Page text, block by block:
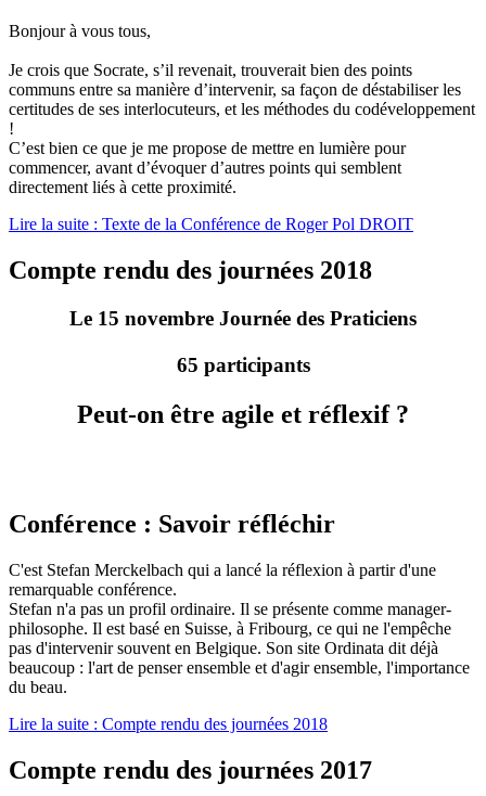
Bonjour à vous tous,
Je crois que Socrate, s’il revenait, trouverait bien des points
communs entre sa manière d’intervenir, sa façon de déstabiliser les
certitudes de ses interlocuteurs, et les méthodes du codéveloppement
!
C’est bien ce que je me propose de mettre en lumière pour
commencer, avant d’évoquer d’autres points qui semblent
directement liés à cette proximité.
Lire la suite : Texte de la Conférence de Roger Pol DROIT
Compte rendu des journées 2018
Le 15 novembre Journée des Praticiens
65 participants
Peut-on être agile et réflexif ?
Conférence : Savoir réfléchir
C'est Stefan Merckelbach qui a lancé la réflexion à partir d'une
remarquable conférence.
Stefan n'a pas un profil ordinaire. Il se présente comme manager-
philosophe. Il est basé en Suisse, à Fribourg, ce qui ne l'empêche
pas d'intervenir souvent en Belgique. Son site Ordinata dit déjà
beaucoup : l'art de penser ensemble et d'agir ensemble, l'importance
du beau.
Lire la suite : Compte rendu des journées 2018
Compte rendu des journées 2017